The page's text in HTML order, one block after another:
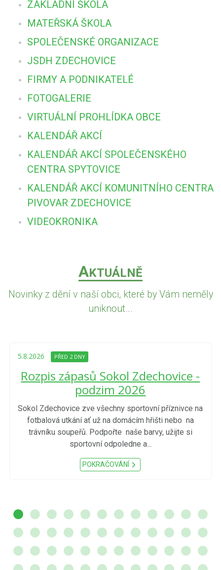
ZÁKLADNÍ ŠKOLA
MATEŘSKÁ ŠKOLA
SPOLEČENSKÉ ORGANIZACE
JSDH ZDECHOVICE
FIRMY A PODNIKATELÉ
FOTOGALERIE
VIRTUÁLNÍ PROHLÍDKA OBCE
KALENDÁŘ AKCÍ
KALENDÁŘ AKCÍ SPOLEČENSKÉHO
CENTRA SPYTOVICE
KALENDÁŘ AKCÍ KOMUNITNÍHO CENTRA
PIVOVAR ZDECHOVICE
VIDEOKRONIKA
AKTUÁLNĚ
Novinky z dění v naší obci, které by Vám neměly
uniknout...
5.8.2026 PŘED 2 DNY
Rozpis zápasů Sokol Zdechovice -
podzim 2026
Sokol Zdechovice zve všechny sportovní příznivce na
fotbalová utkání ať už na domácím hřišti nebo na
trávníku soupeřů. Podpořte naše barvy, užijte si
sportovní odpoledne a...
POKRAČOVÁNÍ